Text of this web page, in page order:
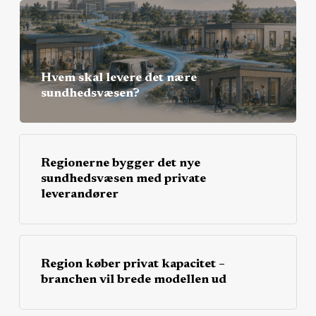
Hvem skal levere det nære
sundhedsvæsen?
Regionerne bygger det nye
sundhedsvæsen med private
leverandører
Region køber privat kapacitet –
branchen vil brede modellen ud